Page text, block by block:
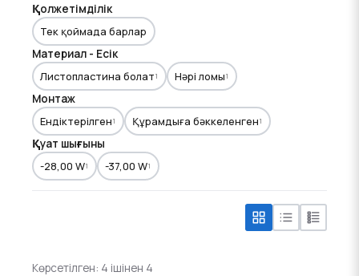
Қолжетімділік
Тек қоймада барлар
Материал - Есік
Листопластина болат1 Нәрі ломы1
Монтаж
Ендіктерілген1 Құрамдыға бәккеленген1
Қуат шығыны
-28,00 W1 -37,00 W1
Көрсетілген: 4 ішінен 4